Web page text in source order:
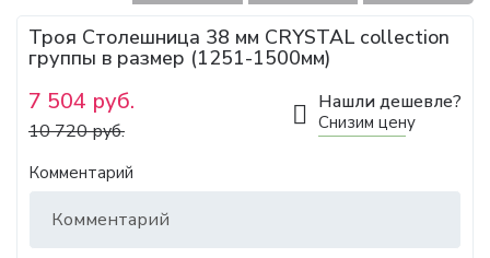
Троя Столешница 38 мм CRYSTAL collection
группы в размер (1251-1500мм)
7 504 руб.
10 720 руб.
Нашли дешевле?
Снизим цену
Комментарий